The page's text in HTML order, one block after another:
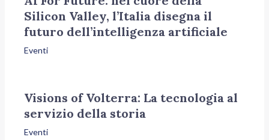
Silicon Valley, l’Italia disegna il
futuro dell’intelligenza artificiale
Eventi
Visions of Volterra: La tecnologia al
servizio della storia
Eventi